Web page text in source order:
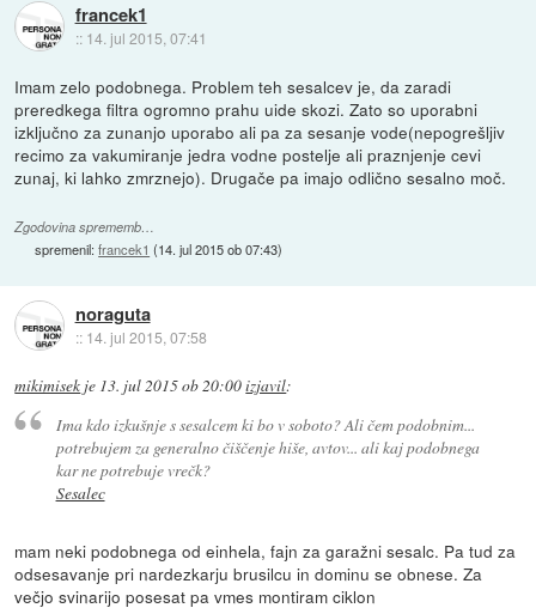
francek1
:: 14. jul 2015, 07:41
Imam zelo podobnega. Problem teh sesalcev je, da zaradi
preredkega filtra ogromno prahu uide skozi. Zato so uporabni
izključno za zunanjo uporabo ali pa za sesanje vode(nepogrešljiv
recimo za vakumiranje jedra vodne postelje ali praznjenje cevi
zunaj, ki lahko zmrznejo). Drugače pa imajo odlično sesalno moč.
Zgodovina sprememb…
spremenil:francek1 (14. jul 2015 ob 07:43)
noraguta
:: 14. jul 2015, 07:58
mikimisek je 13. jul 2015 ob 20:00izjavil:
Ima kdo izkušnje s sesalcem ki bo v soboto? Ali čem podobnim...
potrebujem za generalno čiščenje hiše, avtov... ali kaj podobnega
kar ne potrebuje vrečk?
Sesalec
mam neki podobnega od einhela, fajn za garažni sesalc. Pa tud za
odsesavanje pri nardezkarju brusilcu in dominu se obnese. Za
večjo svinarijo posesat pa vmes montiram ciklon